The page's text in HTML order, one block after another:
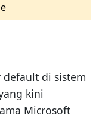
di sistem
kini
Microsoft